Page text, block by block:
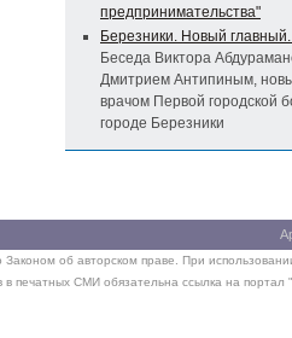
предпринимательства"
Березники. Новый
Беседа Виктора
Дмитрием Антипиным,
врачом Первой городской
городе Березники
об авторском праве. При
в печатных СМИ обязательна ссылка на